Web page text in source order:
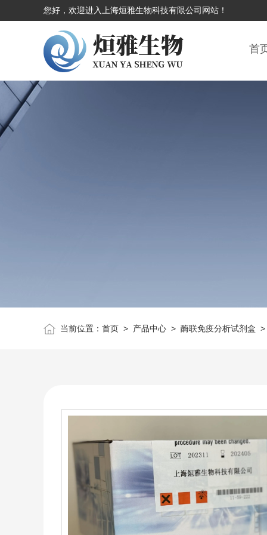
您好，欢迎进入上海烜雅生物科技有限公司网站！
首
当前位置： 首页> 产品中心> 酶联免疫分析试剂盒